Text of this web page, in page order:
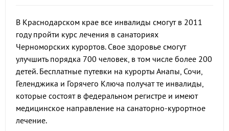
В Краснодарском крае все инвалиды смогут в 2011
году пройти курс лечения в санаториях
Черноморских курортов. Свое здоровье смогут
улучшить порядка 700 человек, в том числе более 200
детей. Бесплатные путевки на курорты Анапы, Сочи,
Геленджика и Горячего Ключа получат те инвалиды,
которые состоят в федеральном регистре и имеют
медицинское направление на санаторно-курортное
лечение.